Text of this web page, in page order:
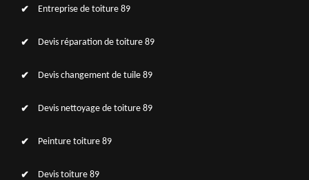
Entreprise de toiture 89
Devis réparation de toiture 89
Devis changement de tuile 89
Devis nettoyage de toiture 89
Peinture toiture 89
Devis toiture 89